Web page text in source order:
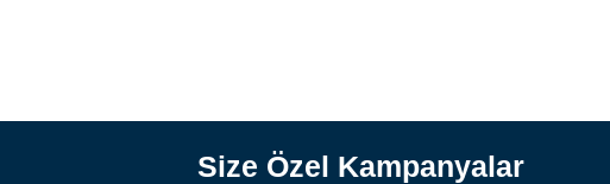
Size Özel Kampanyalar